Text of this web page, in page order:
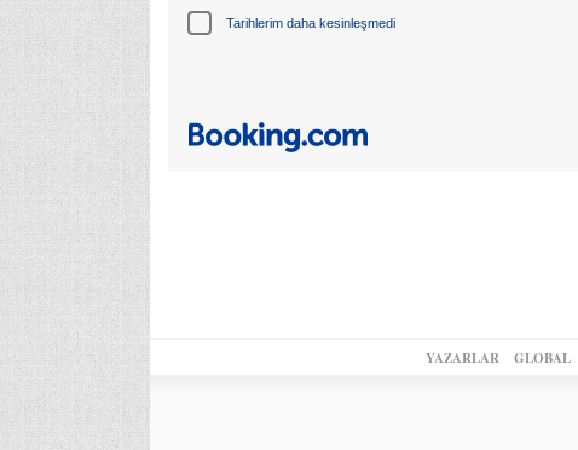
Tarihlerim daha kesinleşmedi
YAZARLAR GLOBAL